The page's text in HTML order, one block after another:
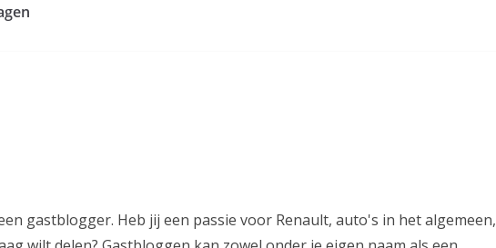
gastblogger. Heb jij een passie voor Renault, auto's in het algemeen,